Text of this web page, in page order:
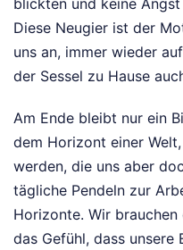
Diese Neugier ist der
uns an, immer wieder
der Sessel zu Hause
Am Ende bleibt nur ein
dem Horizont einer
werden, die uns aber
tägliche Pendeln zur
Horizonte. Wir
das Gefühl, dass unsere